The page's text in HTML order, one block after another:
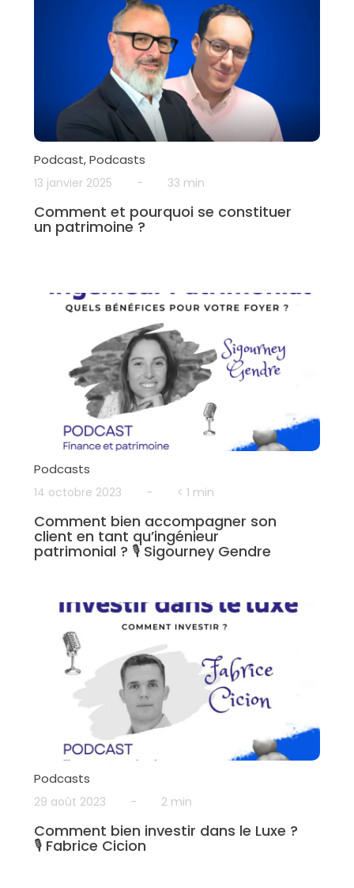
Podcast,Podcasts
13 janvier 2025 - 33 min
Comment et pourquoi se constituer
un patrimoine ?
Podcasts
14 octobre 2023 - < 1 min
Comment bien accompagner son
client en tant qu’ingénieur
patrimonial ? 🎙 Sigourney Gendre
Podcasts
29 août 2023 - 2 min
Comment bien investir dans le Luxe ?
🎙 Fabrice Cicion